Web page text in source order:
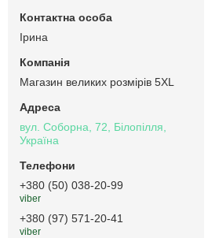
Ірина
Магазин великих розмірів 5XL
вул. Соборна, 72, Білопілля,
Україна
+380 (50) 038-20-99
viber
+380 (97) 571-20-41
viber